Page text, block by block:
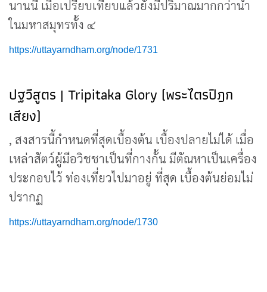
นานนี้ เมื่อเปรียบเทียบแล้วยังมีปริมาณมากกว่าน้ำ
ในมหาสมุทรทั้ง ๔
https://uttayarndham.org/node/1731
ปฐวีสูตร | Tripitaka Glory (พระไตรปิฎก
เสียง)
, สงสารนี้กำหนดที่สุดเบื้องต้น เบื้องปลายไม่ได้ เมื่อ
เหล่าสัตว์ผู้มีอวิชชาเป็นที่กางกั้น มีตัณหาเป็นเครื่อง
ประกอบไว้ ท่องเที่ยวไปมาอยู่ ที่สุด เบื้องต้นย่อมไม่
ปรากฏ
https://uttayarndham.org/node/1730